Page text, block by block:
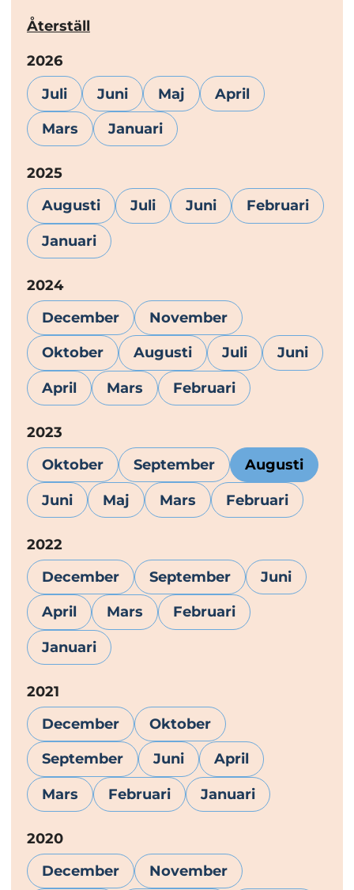
Återställ
År:
2026
Juli
Juni Maj April
Mars Januari
År:
2025
Augusti
Juli Juni Februari
Januari
År:
2024
December
November
Oktober Augusti Juli Juni
April Mars Februari
År:
2023
Oktober
September Augusti
Juni Maj Mars Februari
År:
2022
December
September Juni
April Mars Februari
Januari
År:
2021
December
Oktober
September Juni April
Mars Februari Januari
År:
2020
December
November